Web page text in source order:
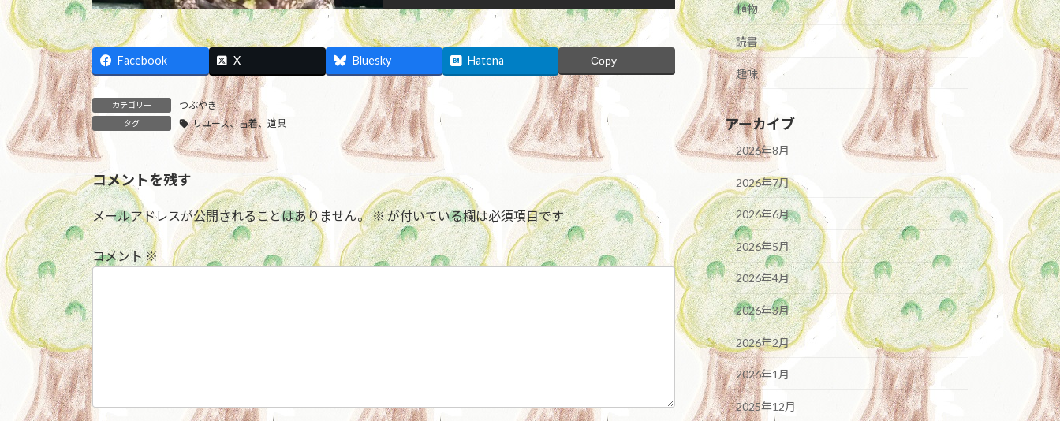
Facebook X Bluesky Hatena Copy
カテゴリー つぶやき
タグ リユース、古着、道具
コメントを残す
メールアドレスが公開されることはありません。※が付いている欄は必須項目です
コメント※
植物
読書
趣味
アーカイブ
2026年8月
2026年7月
2026年6月
2026年5月
2026年4月
2026年3月
2026年2月
2026年1月
2025年12月